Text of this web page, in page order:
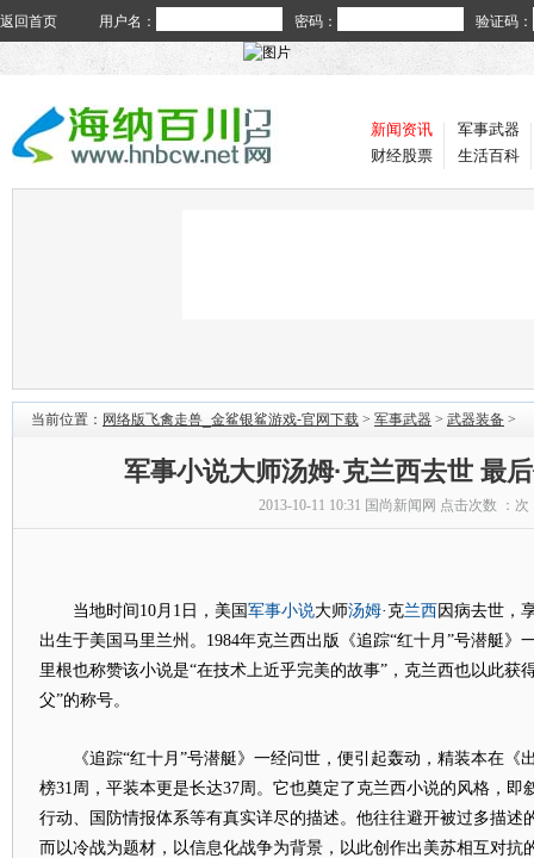
返回首页 用户名： 密码： 验证码：
新闻资讯
财经股票
军事武器
生活百科
当前位置： 网络版飞禽走兽_金鲨银鲨游戏-官网下载 > 军事武器 > 武器装备 >
军事小说大师汤姆·克兰西去世 最
2013-10-11 10:31 国尚新闻网 点击次数 ： 次
当地时间10月1日，美国 军事小说大师汤姆·克兰西因病去世，
出生于美国马里兰州。1984年克兰西出版《追踪“红十月”号潜艇》
里根也称赞该小说是“在技术上近乎完美的故事”，克兰西也以此获
父”的称号。
《追踪“红十月”号潜艇》一经问世，便引起轰动，精装本在《
榜31周，平装本更是长达37周。它也奠定了克兰西小说的风格，即
行动、国防情报体系等有真实详尽的描述。他往往避开被过多描述
而以冷战为题材，以信息化战争为背景，以此创作出美苏相互对抗